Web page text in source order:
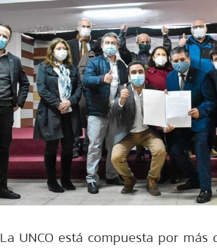
La UNCO está compuesta por más